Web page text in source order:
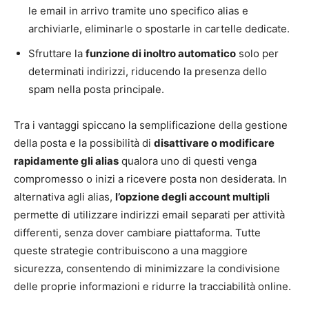
le email in arrivo tramite uno specifico alias e
archiviarle, eliminarle o spostarle in cartelle dedicate.
Sfruttare la funzione di inoltro automatico solo per
determinati indirizzi, riducendo la presenza dello
spam nella posta principale.
Tra i vantaggi spiccano la semplificazione della gestione
della posta e la possibilità di disattivare o modificare
rapidamente gli alias qualora uno di questi venga
compromesso o inizi a ricevere posta non desiderata. In
alternativa agli alias, l’opzione degli account multipli
permette di utilizzare indirizzi email separati per attività
differenti, senza dover cambiare piattaforma. Tutte
queste strategie contribuiscono a una maggiore
sicurezza, consentendo di minimizzare la condivisione
delle proprie informazioni e ridurre la tracciabilità online.